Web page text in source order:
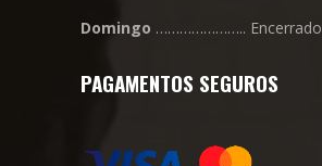
Domingo ………………….. Encerrado
PAGAMENTOS SEGUROS